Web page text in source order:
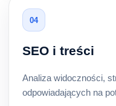
04
SEO i treści
Analiza widoczności,
odpowiadających na